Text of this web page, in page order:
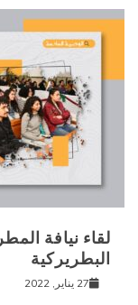
لقاء نيافة
البطريركية
27 يناير, 2022